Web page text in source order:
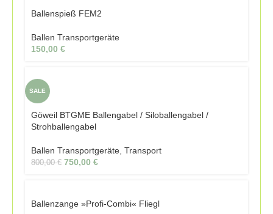
Ballenspieß FEM2
Ballen Transportgeräte
150,00 €
SALE
Göweil BTGME Ballengabel / Siloballengabel /
Strohballengabel
Ballen Transportgeräte Transport
800,00€ 750,00 €
Ballenzange »Profi-Combi« Fliegl